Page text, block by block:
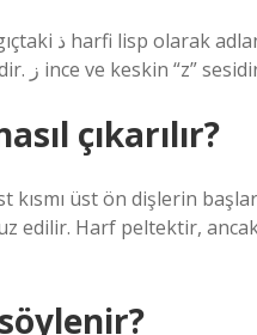
çıkarılır?
kısmı üst ön dişlerin
edilir. Harf peltektir,